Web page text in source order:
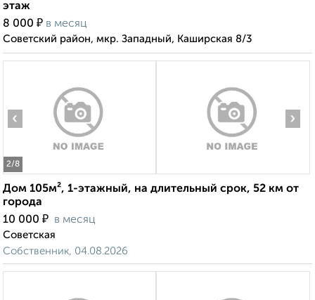
этаж
8 000 ₽ в месяц
Советский район, мкр. Западный, Каширская 8/3
2/8
‹ ›
Дом 105м², 1-этажный, на длительный срок, 52 км от
города
10 000 ₽ в месяц
Советская
Собственник, 04.08.2026